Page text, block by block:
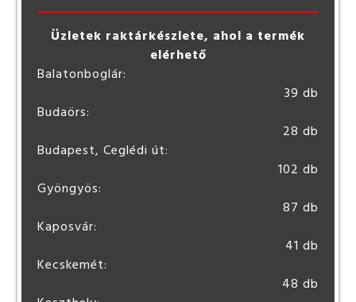
Üzletek raktárkészlete, ahol a termék
elérhető
Balatonboglár:
39 db
Budaörs:
28 db
Budapest, Ceglédi út:
102 db
Gyöngyös:
87 db
Kaposvár:
41 db
Kecskemét:
48 db